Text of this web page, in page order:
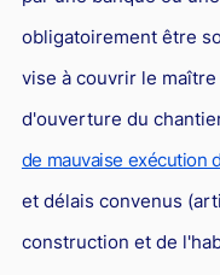
obligatoirement être
vise à couvrir le
d'ouverture du
de mauvaise exécution
et délais convenus
construction et de